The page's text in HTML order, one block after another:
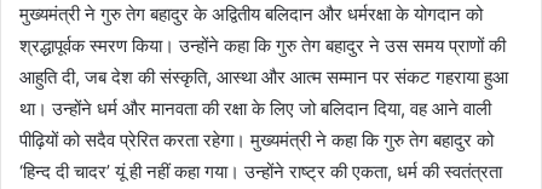
मुख्यमंत्री ने गुरु तेग बहादुर के अद्वितीय बलिदान और धर्मरक्षा के योगदान को
श्रद्धापूर्वक स्मरण किया। उन्होंने कहा कि गुरु तेग बहादुर ने उस समय प्राणों की
आहुति दी, जब देश की संस्कृति, आस्था और आत्म सम्मान पर संकट गहराया हुआ
था। उन्होंने धर्म और मानवता की रक्षा के लिए जो बलिदान दिया, वह आने वाली
पीढ़ियों को सदैव प्रेरित करता रहेगा। मुख्यमंत्री ने कहा कि गुरु तेग बहादुर को
‘हिन्द दी चादर’ यूं ही नहीं कहा गया। उन्होंने राष्ट्र की एकता, धर्म की स्वतंत्रता